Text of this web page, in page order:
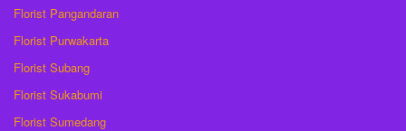
Florist Pangandaran
Florist Purwakarta
Florist Subang
Florist Sukabumi
Florist Sumedang